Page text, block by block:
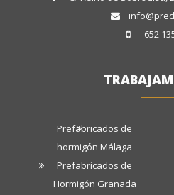
652
Prefabricados de
hormigón Málaga
Prefabricados de
Hormigón Granada